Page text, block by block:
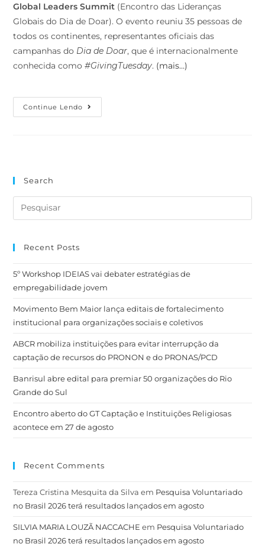
Global Leaders Summit (Encontro das Lideranças
Globais do Dia de Doar). O evento reuniu 35 pessoas de
todos os continentes, representantes oficiais das
campanhas do Dia de Doar, que é internacionalmente
conhecida como#GivingTuesday. (mais…)
Continue Lendo
Search
Recent Posts
5º Workshop IDEIAS vai debater estratégias de
empregabilidade jovem
Movimento Bem Maior lança editais de fortalecimento
institucional para organizações sociais e coletivos
ABCR mobiliza instituições para evitar interrupção da
captação de recursos do PRONON e do PRONAS/PCD
Banrisul abre edital para premiar 50 organizações do Rio
Grande do Sul
Encontro aberto do GT Captação e Instituições Religiosas
acontece em 27 de agosto
Recent Comments
Tereza Cristina Mesquita da Silva em Pesquisa Voluntariado
no Brasil 2026 terá resultados lançados em agosto
SILVIA MARIA LOUZÃ NACCACHE em Pesquisa Voluntariado
no Brasil 2026 terá resultados lançados em agosto